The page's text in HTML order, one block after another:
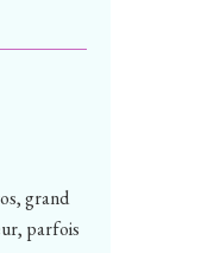
grand
parfois